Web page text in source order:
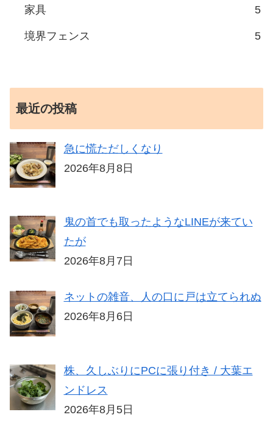
家具 5
境界フェンス 5
最近の投稿
急に慌ただしくなり
2026年8月8日
鬼の首でも取ったようなLINEが来てい
たが
2026年8月7日
ネットの雑音、人の口に戸は立てられぬ
2026年8月6日
株、久しぶりにPCに張り付き / 大葉エ
ンドレス
2026年8月5日